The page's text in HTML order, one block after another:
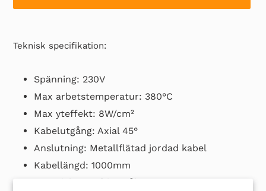
till
din
varukorg
Teknisk specifikation:
Spänning: 230V
Max arbetstemperatur: 380°C
Max yteffekt: 8W/cm²
Kabelutgång: Axial 45°
Anslutning: Metallflätad jordad kabel
Kabellängd: 1000mm
Material: Rostfritt stål